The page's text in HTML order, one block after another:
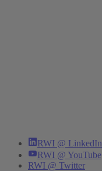
RWI @ LinkedIn
RWI @ YouTube
RWI @ Twitter